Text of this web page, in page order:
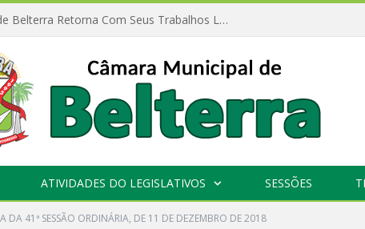
Câmara de Vereadores de Belterra Retorna Com Seus Trabalhos Legislativos
ATIVIDADES DO LEGISLATIVOS SESSÕES
DA 41ª SESSÃO ORDINÁRIA, DE 11 DE DEZEMBRO DE 2018